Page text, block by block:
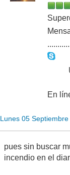
En
Lunes 05
pues sin buscar
incendio en el